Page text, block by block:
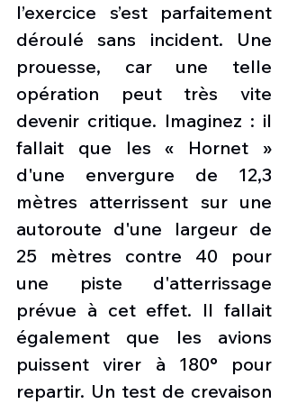
l’exercice s’est parfaitement
déroulé sans incident. Une
prouesse, car une telle
opération peut très vite
devenir critique. Imaginez : il
fallait que les « Hornet »
d'une envergure de 12,3
mètres atterrissent sur une
autoroute d'une largeur de
25 mètres contre 40 pour
une piste d'atterrissage
prévue à cet effet. Il fallait
également que les avions
puissent virer à 180° pour
repartir. Un test de crevaison